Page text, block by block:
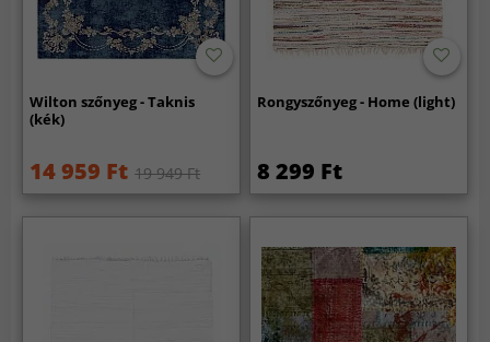
Wilton szőnyeg - Taknis
(kék)
14 959 Ft 19 949 Ft
Rongyszőnyeg - Home (light)
8 299 Ft